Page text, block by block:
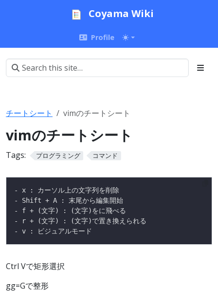
Coyama Wiki
Profile
チートシート vimのチートシート
vimのチートシート
Tags: プログラミング コマンド
Ctrl Vで矩形選択
gg=Gで整形